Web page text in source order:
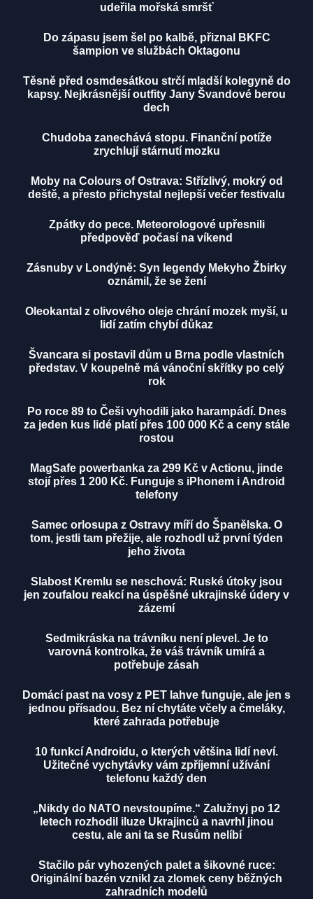
udeřila mořská smršť
Do zápasu jsem šel po kalbě, přiznal BKFC
šampion ve službách Oktagonu
Těsně před osmdesátkou strčí mladší kolegyně do
kapsy. Nejkrásnější outfity Jany Švandové berou
dech
Chudoba zanechává stopu. Finanční potíže
zrychlují stárnutí mozku
Moby na Colours of Ostrava: Střízlivý, mokrý od
deště, a přesto přichystal nejlepší večer festivalu
Zpátky do pece. Meteorologové upřesnili
předpověď počasí na víkend
Zásnuby v Londýně: Syn legendy Mekyho Žbirky
oznámil, že se žení
Oleokantal z olivového oleje chrání mozek myší, u
lidí zatím chybí důkaz
Švancara si postavil dům u Brna podle vlastních
představ. V koupelně má vánoční skřítky po celý
rok
Po roce 89 to Češi vyhodili jako harampádí. Dnes
za jeden kus lidé platí přes 100 000 Kč a ceny stále
rostou
MagSafe powerbanka za 299 Kč v Actionu, jinde
stojí přes 1 200 Kč. Funguje s iPhonem i Android
telefony
Samec orlosupa z Ostravy míří do Španělska. O
tom, jestli tam přežije, ale rozhodl už první týden
jeho života
Slabost Kremlu se neschová: Ruské útoky jsou
jen zoufalou reakcí na úspěšné ukrajinské údery v
zázemí
Sedmikráska na trávníku není plevel. Je to
varovná kontrolka, že váš trávník umírá a
potřebuje zásah
Domácí past na vosy z PET lahve funguje, ale jen s
jednou přísadou. Bez ní chytáte včely a čmeláky,
které zahrada potřebuje
10 funkcí Androidu, o kterých většina lidí neví.
Užitečné vychytávky vám zpříjemní užívání
telefonu každý den
„Nikdy do NATO nevstoupíme.“ Zalužnyj po 12
letech rozhodil iluze Ukrajinců a navrhl jinou
cestu, ale ani ta se Rusům nelíbí
Stačilo pár vyhozených palet a šikovné ruce:
Originální bazén vznikl za zlomek ceny běžných
zahradních modelů